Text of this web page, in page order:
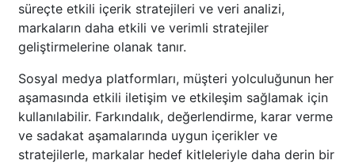
süreçte etkili içerik stratejileri ve veri analizi,
markaların daha etkili ve verimli stratejiler
geliştirmelerine olanak tanır.
Sosyal medya platformları, müşteri yolculuğunun her
aşamasında etkili iletişim ve etkileşim sağlamak için
kullanılabilir. Farkındalık, değerlendirme, karar verme
ve sadakat aşamalarında uygun içerikler ve
stratejilerle, markalar hedef kitleleriyle daha derin bir